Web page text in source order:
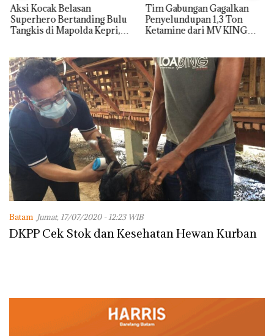
Aksi Kocak Belasan
Superhero Bertanding Bulu
Tangkis di Mapolda Kepri,
Tim Gabungan Gagalkan
Penyelundupan 1,3 Ton
Ketamine dari MV KING
Batam Jumat, 17/07/2020 - 12:23 WIB
DKPP Cek Stok dan Kesehatan Hewan Kurban